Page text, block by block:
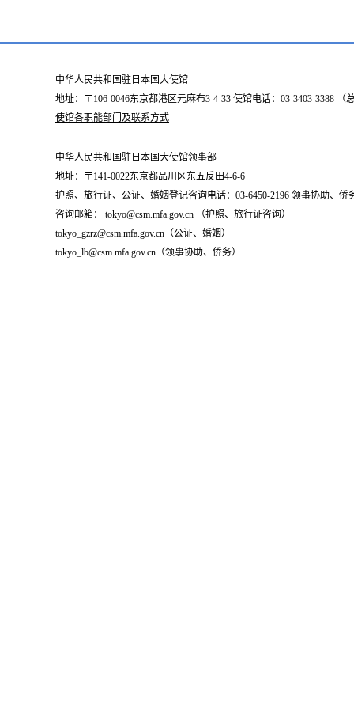
中华人民共和国驻日本国大使馆
地址：〒106-0046东京都港区元麻布3-4-33 使馆电话：03-3403-3388 （
使馆各职能部门及联系方式
中华人民共和国驻日本国大使馆领事部
地址：〒141-0022东京都品川区东五反田4-6-6
护照、旅行证、公证、婚姻登记咨询电话：03-6450-2196 领事协助、侨
咨询邮箱： tokyo@csm.mfa.gov.cn （护照、旅行证咨询）
tokyo_gzrz@csm.mfa.gov.cn（公证、婚姻）
tokyo_lb@csm.mfa.gov.cn（领事协助、侨务）